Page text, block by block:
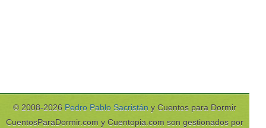
© 2008-2026 Pedro Pablo Sacristán y Cuentos para Dormir
CuentosParaDormir.com y Cuentopia.com son gestionados por